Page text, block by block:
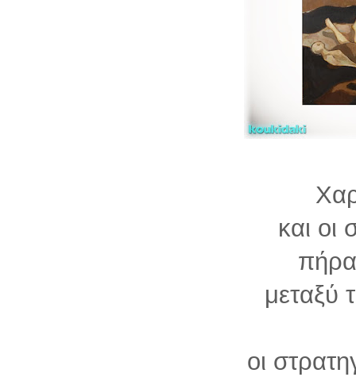
και οι
μεταξύ
οι